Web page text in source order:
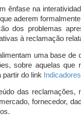
ênfase na
aderem
dos problemas
à reclamação
uma base
sobre aquelas
partir do link
Indicadores
das reclamações,
fornecedor,